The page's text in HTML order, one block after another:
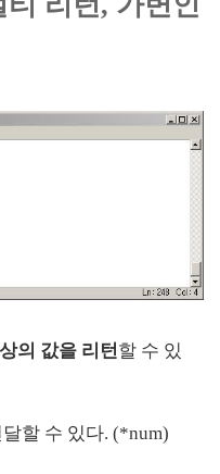
의 값을 리턴 할 수 있
할 수 있다. (*num)